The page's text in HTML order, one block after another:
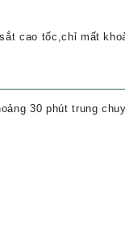
cao tốc,chỉ mất
30 phút trung